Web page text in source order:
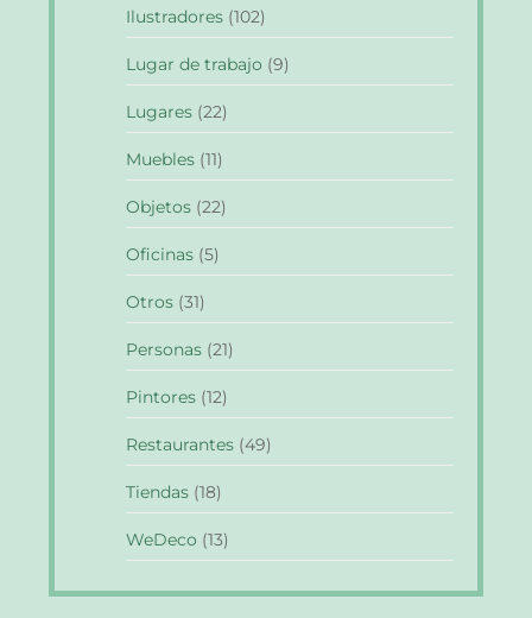
Ilustradores (102)
Lugar de trabajo (9)
Lugares (22)
Muebles (11)
Objetos (22)
Oficinas (5)
Otros (31)
Personas (21)
Pintores (12)
Restaurantes (49)
Tiendas (18)
WeDeco (13)